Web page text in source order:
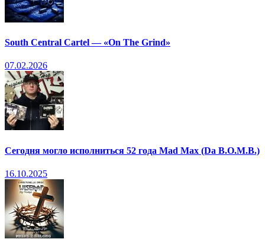
South Central Cartel — «On The Grind»
07.02.2026
Сегодня могло исполниться 52 года Mad Max (Da B.O.M.B.)
16.10.2025